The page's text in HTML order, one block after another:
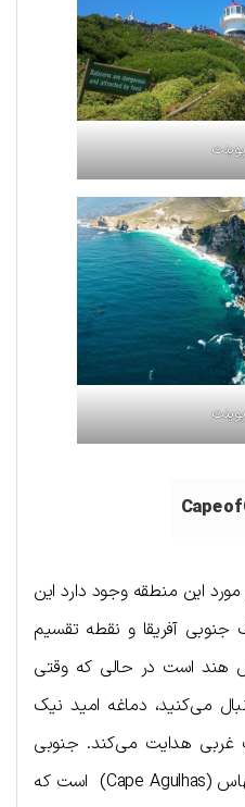
این منطقه وجود دارد این
آفریقا و نقطه تقسیم
هند است در حالی که وقتی
می‌کنید، دماغه امید نیک
هدایت می‌کند. جنوبی
ترین نقطه‌ی واقعی، کیپ آگولهاس (Cape Agulhas) است که